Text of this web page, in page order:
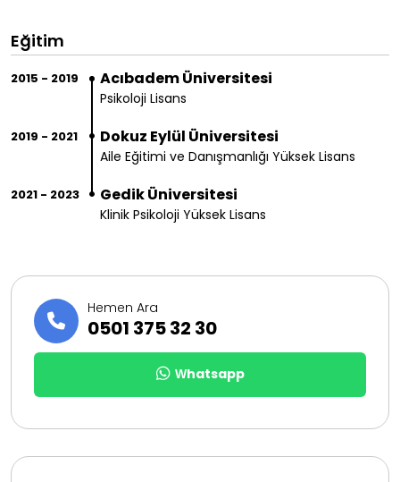
Eğitim
2015 - 2019 Acıbadem Üniversitesi
Psikoloji Lisans
2019 - 2021 Dokuz Eylül Üniversitesi
Aile Eğitimi ve Danışmanlığı Yüksek Lisans
2021 - 2023 Gedik Üniversitesi
Klinik Psikoloji Yüksek Lisans
Hemen Ara
0501 375 32 30
Whatsapp